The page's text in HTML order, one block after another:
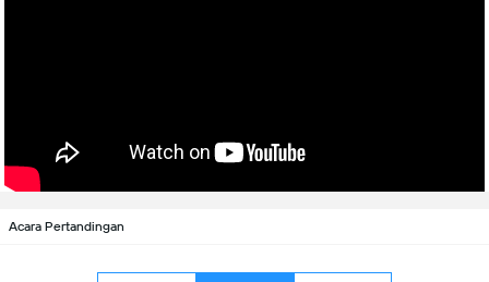
Acara Pertandingan